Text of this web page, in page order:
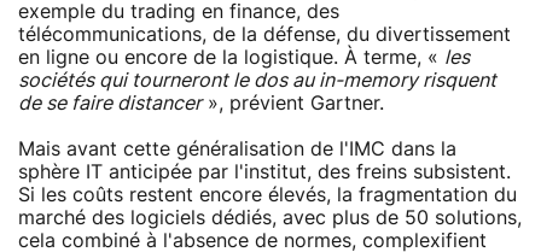
exemple du trading en finance, des
télécommunications, de la défense, du divertissement
en ligne ou encore de la logistique. À terme, « les
sociétés qui tourneront le dos auin-memoryrisquent
de se faire distancer», prévient Gartner.
Mais avant cette généralisation de l'IMC dans la
sphère IT anticipée par l'institut, des freins subsistent.
Si les coûts restent encore élevés, la fragmentation du
marché des logiciels dédiés, avec plus de 50 solutions,
cela combiné à l'absence de normes, complexifient